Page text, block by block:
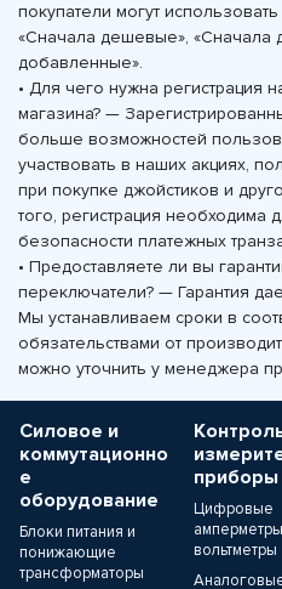
покупатели могут
«Сначала дешевые», «Сначала
добавленные».
• Для чего нужна регистрация
магазина? —
больше возможностей
участвовать в наших акциях,
при покупке джойстиков и
того, регистрация необходима
безопасности платежных
• Предоставляете ли вы
переключатели? — Гарантия
Мы устанавливаем сроки в
обязательствами от
можно уточнить у менеджера
Силовое и
коммутационно
е
оборудование
Блоки питания и
понижающие
трансформаторы
приборы
Цифровые
вольтметры